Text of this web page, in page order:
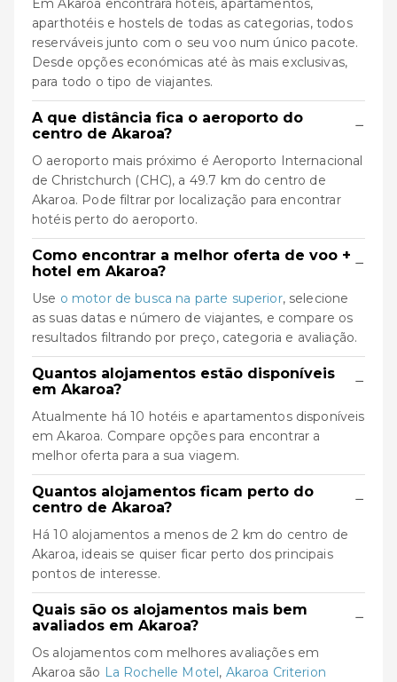
Em Akaroa encontrará hotéis, apartamentos,
aparthotéis e hostels de todas as categorias, todos
reserváveis junto com o seu voo num único pacote.
Desde opções económicas até às mais exclusivas,
para todo o tipo de viajantes.
A que distância fica o aeroporto do
centro de Akaroa?
−
O aeroporto mais próximo é Aeroporto Internacional
de Christchurch (CHC), a 49.7 km do centro de
Akaroa. Pode filtrar por localização para encontrar
hotéis perto do aeroporto.
Como encontrar a melhor oferta de voo +
hotel em Akaroa?
−
Use o motor de busca na parte superior, selecione
as suas datas e número de viajantes, e compare os
resultados filtrando por preço, categoria e avaliação.
Quantos alojamentos estão disponíveis
em Akaroa?
−
Atualmente há 10 hotéis e apartamentos disponíveis
em Akaroa. Compare opções para encontrar a
melhor oferta para a sua viagem.
Quantos alojamentos ficam perto do
centro de Akaroa?
−
Há 10 alojamentos a menos de 2 km do centro de
Akaroa, ideais se quiser ficar perto dos principais
pontos de interesse.
Quais são os alojamentos mais bem
avaliados em Akaroa?
−
Os alojamentos com melhores avaliações em
Akaroa são La Rochelle Motel, Akaroa Criterion